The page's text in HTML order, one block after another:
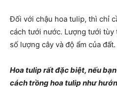
Đối với chậu hoa tulip, thì chỉ
cách tưới nước. Lượng tưới
số lượng cây và độ ẩm của đất.
Hoa tulip rất đặc biệt, nếu
cách trồng hoa tulip như